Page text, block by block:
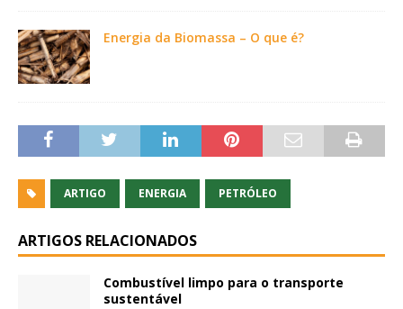
Energia da Biomassa – O que é?
ARTIGO ENERGIA PETRÓLEO
ARTIGOS RELACIONADOS
Combustível limpo para o transporte
sustentável